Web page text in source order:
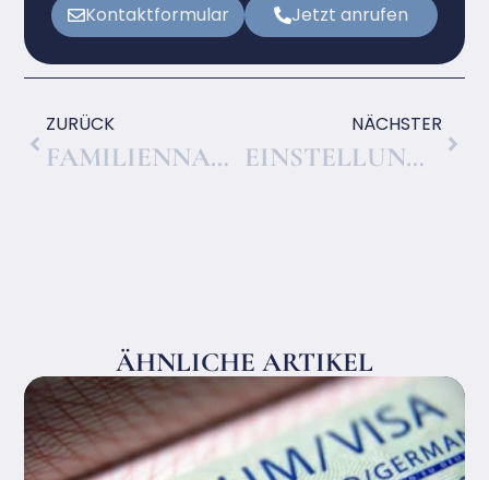
Kontaktformular Jetzt anrufen
ZURÜCK
FAMILIENNACHZUG NACH DEUTSCHLAND, VORAUSSETZUNGEN UND ABLAUF
NÄCHSTER
EINSTELLUNG DES ERMITTLUNGSVERFAHRENS, WANN DAS VERFAHREN ENDET
ÄHNLICHE ARTIKEL